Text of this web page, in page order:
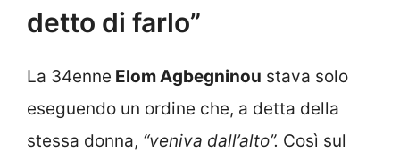
detto di farlo”
La 34enne Elom Agbegninou stava solo
eseguendo un ordine che, a detta della
stessa donna, “veniva dall’alto”. Così sul